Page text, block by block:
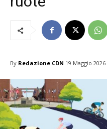
By Redazione CDN 19 Maggio 2026